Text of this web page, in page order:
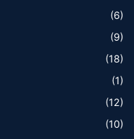
(6)
(9)
(18)
(1)
(12)
(10)